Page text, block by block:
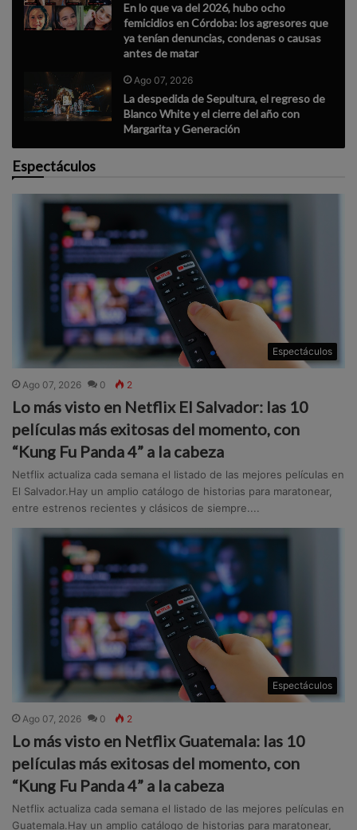
En lo que va del 2026, hubo ocho
femicidios en Córdoba: los agresores que
ya tenían denuncias, condenas o causas
antes de matar
Ago 07, 2026
La despedida de Sepultura, el regreso de
Blanco White y el cierre del año con
Margarita y Generación
Espectáculos
Espectáculos
Ago 07, 2026 0 2
Lo más visto en Netflix El Salvador: las 10
películas más exitosas del momento, con
“Kung Fu Panda 4” a la cabeza
Netflix actualiza cada semana el listado de las mejores películas en
El Salvador.Hay un amplio catálogo de historias para maratonear,
entre estrenos recientes y clásicos de siempre....
Espectáculos
Ago 07, 2026 0 2
Lo más visto en Netflix Guatemala: las 10
películas más exitosas del momento, con
“Kung Fu Panda 4” a la cabeza
Netflix actualiza cada semana el listado de las mejores películas en
Guatemala.Hay un amplio catálogo de historias para maratonear,